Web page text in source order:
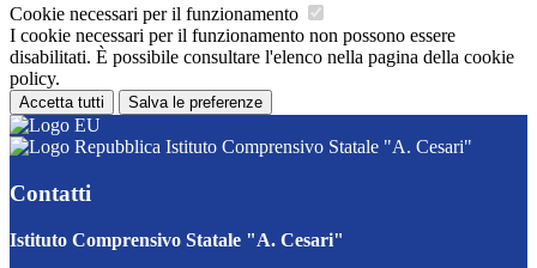
Cookie necessari per il funzionamento
I cookie necessari per il funzionamento non possono essere
disabilitati. È possibile consultare l'elenco nella pagina della cookie
policy.
Accetta tutti Salva le preferenze
Istituto Comprensivo Statale "A. Cesari"
Contatti
Istituto Comprensivo Statale "A. Cesari"